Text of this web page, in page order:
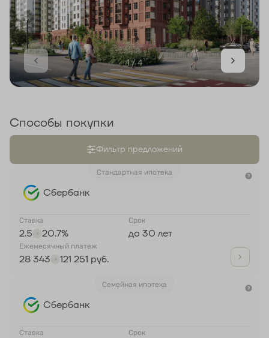
1 / 4
Способы покупки
Фильтр предложений
Стандартная ипотека
Сбербанк
Ставка
2.5 20.7%
Срок
до 30 лет
Ежемесячный платеж
28 343 121 251 руб.
Семейная ипотека
Сбербанк
Ставка Срок